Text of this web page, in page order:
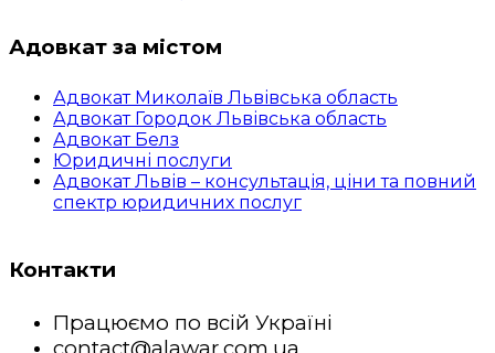
Адовкат за містом
Адвокат Миколаїв Львівська область
Адвокат Городок Львівська область
Адвокат Белз
Юридичні послуги
Адвокат Львів – консультація, ціни та повний
спектр юридичних послуг
Контакти
Працюємо по всій Україні